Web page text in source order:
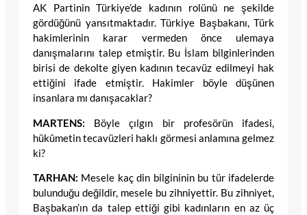
AK Partinin Türkiye’de kadının rolünü ne şekilde
gördüğünü yansıtmaktadır. Türkiye Başbakanı, Türk
hakimlerinin karar vermeden önce ulemaya
danışmalarını talep etmiştir. Bu İslam bilginlerinden
birisi de dekolte giyen kadının tecavüz edilmeyi hak
ettiğini ifade etmiştir. Hakimler böyle düşünen
insanlara mı danışacaklar?
MARTENS:
Böyle çılgın bir profesörün ifadesi,
hükûmetin tecavüzleri haklı görmesi anlamına gelmez
ki?
TARHAN: Mesele kaç din bilgininin bu tür ifadelerde
bulunduğu değildir, mesele bu zihniyettir. Bu zihniyet,
Başbakan’ın da talep ettiği gibi kadınların en az üç